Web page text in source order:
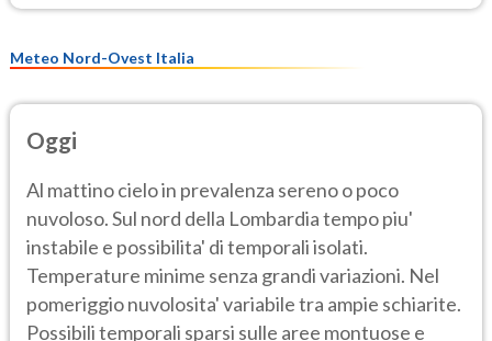
Meteo Nord-Ovest Italia
Oggi
Al mattino cielo in prevalenza sereno o poco
nuvoloso. Sul nord della Lombardia tempo piu'
instabile e possibilita' di temporali isolati.
Temperature minime senza grandi variazioni. Nel
pomeriggio nuvolosita' variabile tra ampie schiarite.
Possibili temporali sparsi sulle aree montuose e